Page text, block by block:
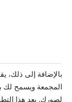
المجمعة ويسمح لك
لصورك. يعد هذا